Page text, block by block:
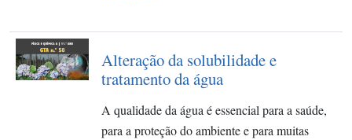
Alteração da solubilidade e
tratamento da água
A qualidade da água é essencial para a saúde,
para a proteção do ambiente e para muitas